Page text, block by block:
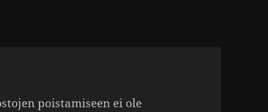
pois­ta­mi­seen ei ole